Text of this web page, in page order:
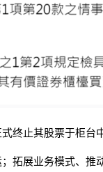
止其股票于柜台
展业务模式、